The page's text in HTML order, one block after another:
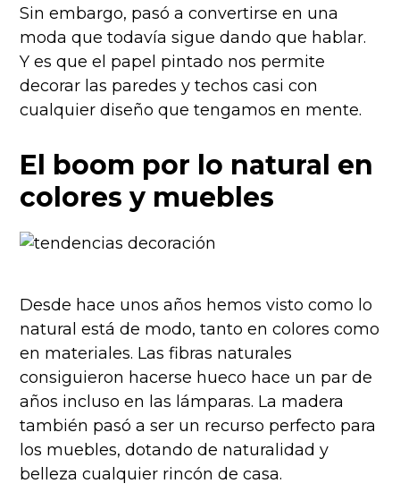
Sin embargo, pasó a convertirse en una
moda que todavía sigue dando que hablar.
Y es que el papel pintado nos permite
decorar las paredes y techos casi con
cualquier diseño que tengamos en mente.
El boom por lo natural en
colores y muebles
Desde hace unos años hemos visto como lo
natural está de modo, tanto en colores como
en materiales. Las fibras naturales
consiguieron hacerse hueco hace un par de
años incluso en las lámparas. La madera
también pasó a ser un recurso perfecto para
los muebles, dotando de naturalidad y
belleza cualquier rincón de casa.